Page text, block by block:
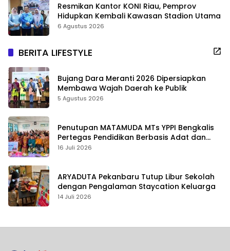
Resmikan Kantor KONI Riau, Pemprov
Hidupkan Kembali Kawasan Stadion Utama
6 Agustus 2026
BERITA LIFESTYLE
Bujang Dara Meranti 2026 Dipersiapkan
Membawa Wajah Daerah ke Publik
5 Agustus 2026
Penutupan MATAMUDA MTs YPPI Bengkalis
Pertegas Pendidikan Berbasis Adat dan
Karakter
16 Juli 2026
ARYADUTA Pekanbaru Tutup Libur Sekolah
dengan Pengalaman Staycation Keluarga
14 Juli 2026